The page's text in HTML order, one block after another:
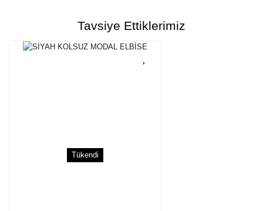
tarafımıza iletebilirsiniz.
Görüş ve önerileriniz için teşekkür ederiz.
Ürün resmi kalitesiz, bozuk veya görüntülenemiyor.
Tavsiye Ettiklerimiz
Tükendi